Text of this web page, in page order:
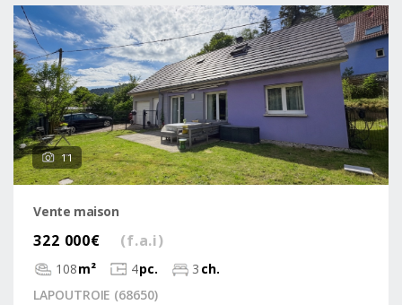
11
Vente maison
322 000€ (f.a.i)
108m² 4pc. 3 ch.
LAPOUTROIE (68650)